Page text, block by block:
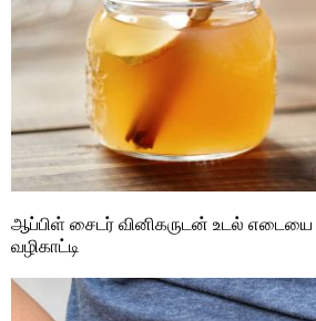
ஆப்பிள் சைடர் வினிகருடன் உடல் எடையை
வழிகாட்டி